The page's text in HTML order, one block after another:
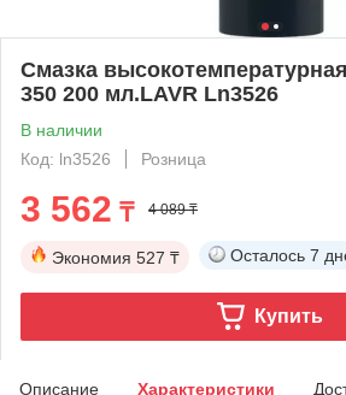
Смазка
350 200 мл.LAVR Ln3526
В наличии
Код: ln3526
Розница
3 562 ₸ 4 089 ₸
Экономия 527 ₸ Осталось 7
Купить
Описание Характеристики